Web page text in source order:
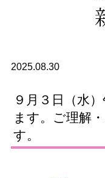
2025.08.30
９月３日（水
ます。ご理解
す。